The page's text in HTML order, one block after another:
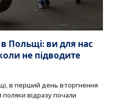
Польщі: ви для нас
не підводите
в перший день вторгнення
поляки відразу почали